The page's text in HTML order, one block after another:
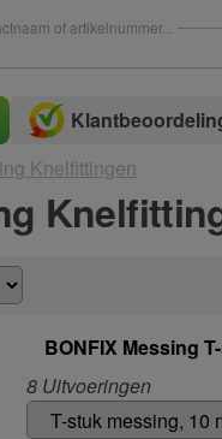
of artikelnummer...
Knelfittingen
BONFIX Messing
8 Uitvoeringen